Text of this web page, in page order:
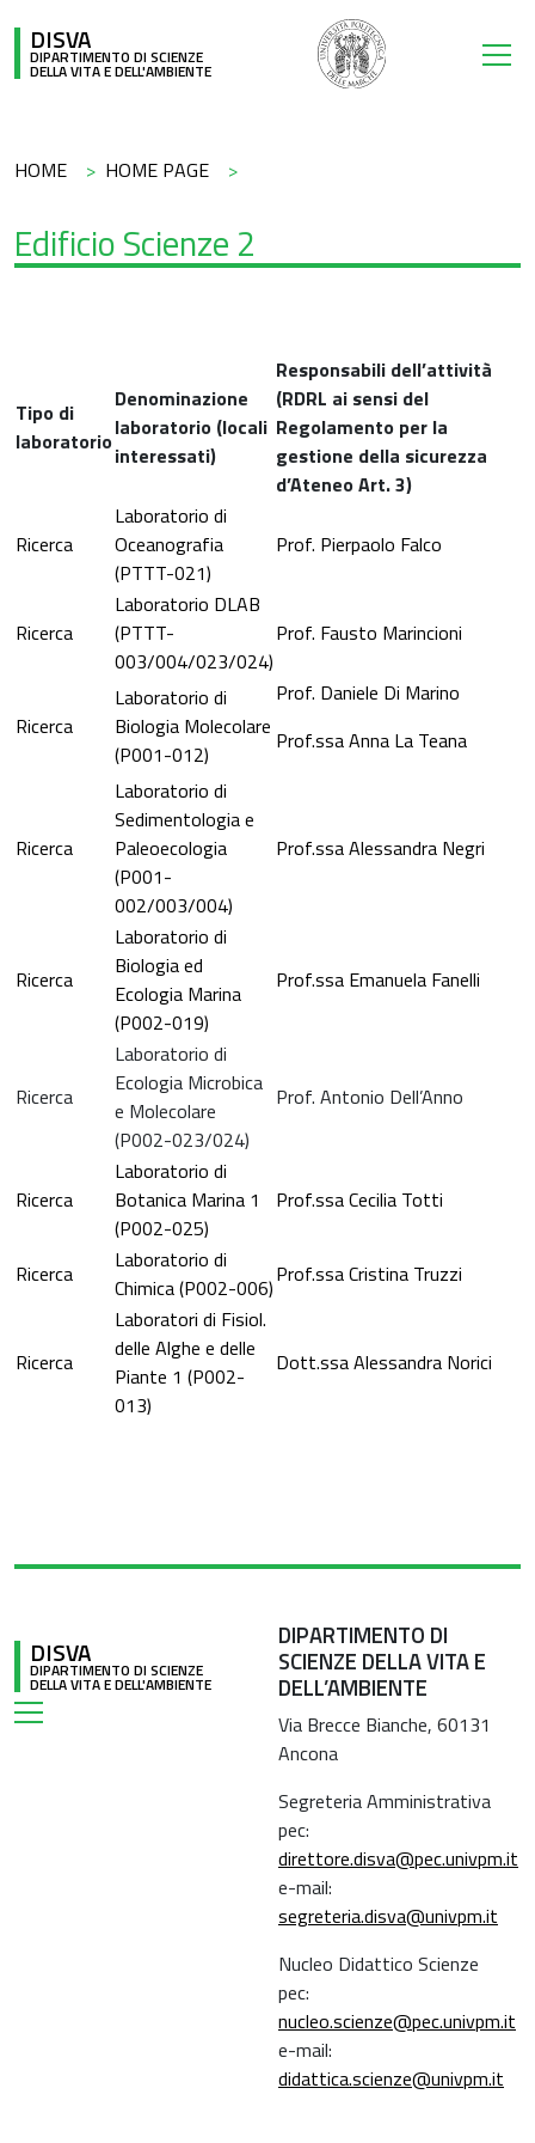
DISVA
DIPARTIMENTO DI SCIENZE
DELLA VITA E DELL'AMBIENTE
Briciole di pane
HOME HOME PAGE
Edificio Scienze 2
Tipo di
laboratorio
Denominazione
laboratorio (locali
interessati)
Responsabili dell’attività
(RDRL ai sensi del
Regolamento per la
gestione della sicurezza
d’Ateneo Art. 3)
Ricerca
Laboratorio di
Oceanografia
(PTTT-021)
Prof. Pierpaolo Falco
Ricerca
Laboratorio DLAB
(PTTT-
003/004/023/024)
Prof. Fausto Marincioni
Ricerca
Laboratorio di
Biologia Molecolare
(P001-012)
Prof. Daniele Di Marino
Prof.ssa Anna La Teana
Ricerca
Laboratorio di
Sedimentologia e
Paleoecologia
(P001-
002/003/004)
Prof.ssa Alessandra Negri
Ricerca
Laboratorio di
Biologia ed
Ecologia Marina
(P002-019)
Prof.ssa Emanuela Fanelli
Ricerca
Laboratorio di
Ecologia Microbica
e Molecolare
(P002-023/024)
Prof. Antonio Dell’Anno
Ricerca
Laboratorio di
Botanica Marina 1
(P002-025)
Prof.ssa Cecilia Totti
Ricerca
Laboratorio di
Chimica (P002-006)Prof.ssa Cristina Truzzi
Ricerca
Laboratori di Fisiol.
delle Alghe e delle
Piante 1 (P002-
013)
Dott.ssa Alessandra Norici
DISVA
DIPARTIMENTO DI SCIENZE
DELLA VITA E DELL'AMBIENTE
DIPARTIMENTO DI
SCIENZE DELLA VITA E
DELL’AMBIENTE
Via Brecce Bianche, 60131
Ancona
Segreteria Amministrativa
pec:
direttore.disva@pec.univpm.it
e-mail:
segreteria.disva@univpm.it
Nucleo Didattico Scienze
pec:
nucleo.scienze@pec.univpm.it
e-mail:
didattica.scienze@univpm.it